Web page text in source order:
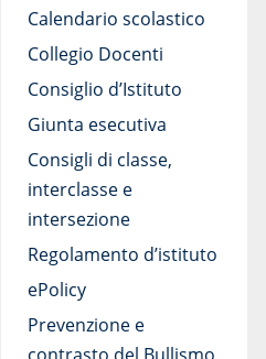
Calendario scolastico
Collegio Docenti
Consiglio d’Istituto
Giunta esecutiva
Consigli di classe,
interclasse e
intersezione
Regolamento d’istituto
ePolicy
Prevenzione e